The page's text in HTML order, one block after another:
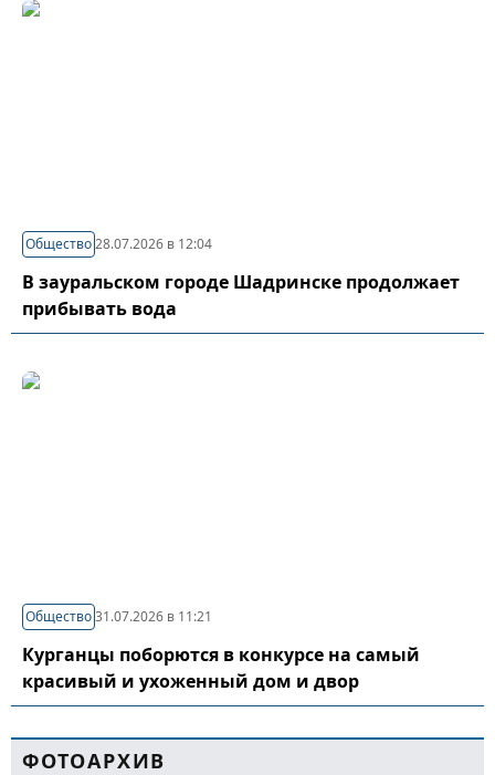
Общество28.07.2026 в 12:04
В зауральском городе Шадринске продолжает
прибывать вода
Общество31.07.2026 в 11:21
Курганцы поборются в конкурсе на самый
красивый и ухоженный дом и двор
ФОТОАРХИВ